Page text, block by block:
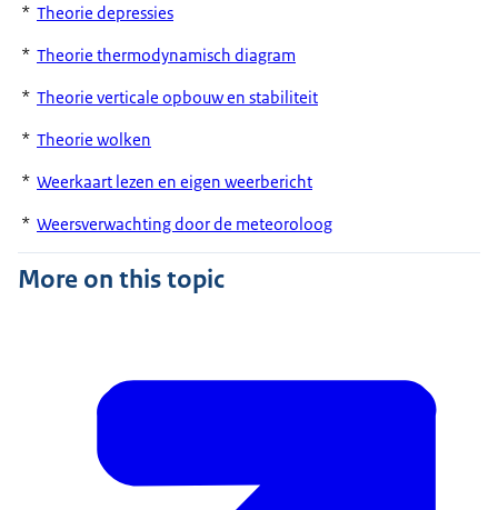
* Theorie depressies
* Theorie thermodynamisch diagram
* Theorie verticale opbouw en stabiliteit
* Theorie wolken
* Weerkaart lezen en eigen weerbericht
* Weersverwachting door de meteoroloog
More on this topic